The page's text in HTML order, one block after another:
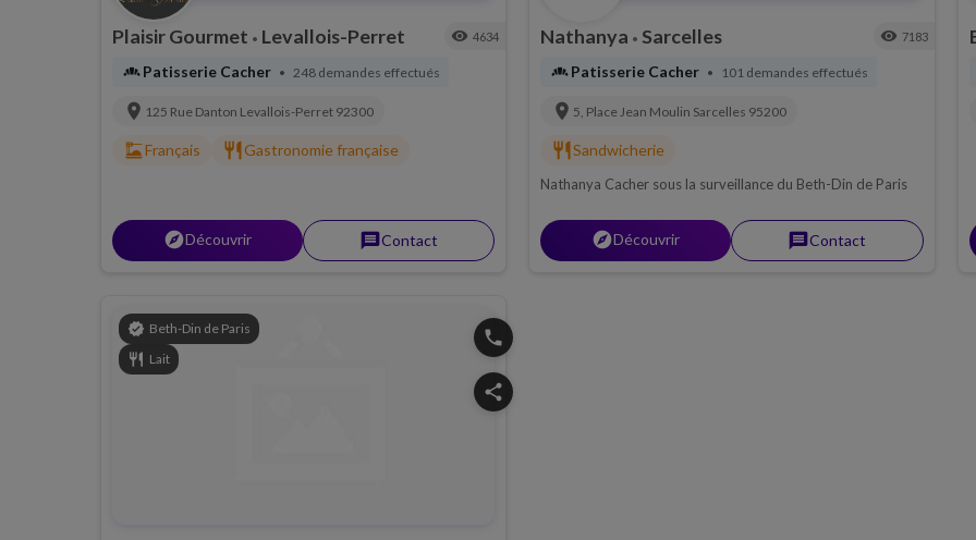
Plaisir Gourmet • Levallois-Perret visibility 4634
bakery_diningPatisserie Cacher • 248 demandes effectués
location_on 125 Rue Danton Levallois-Perret 92300
dinner_diningFrançais restaurant Gastronomie française
explorerDécouvrir messageContact
Nathanya • Sarcelles visibility 7183
bakery_diningPatisserie Cacher • 101 demandes effectués
location_on 5, Place Jean Moulin Sarcelles 95200
restaurantSandwicherie
Nathanya Cacher sous la surveillance du Beth-Din de Paris
explorerDécouvrir messageContact
verified Beth-Din de Paris
restaurant Lait
phone
share